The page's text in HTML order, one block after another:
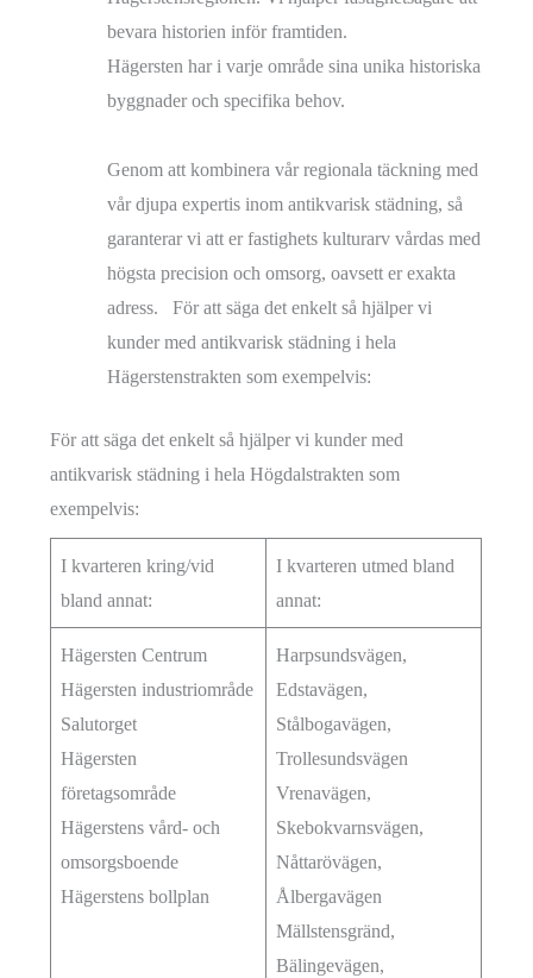
bevara historien inför framtiden.
Hägersten har i varje område sina unika historiska
byggnader och specifika behov.
Genom att kombinera vår regionala täckning med
vår djupa expertis inom antikvarisk städning, så
garanterar vi att er fastighets kulturarv vårdas med
högsta precision och omsorg, oavsett er exakta
adress. För att säga det enkelt så hjälper vi
kunder med antikvarisk städning i hela
Hägerstenstrakten som exempelvis:
För att säga det enkelt så hjälper vi kunder med
antikvarisk städning i hela Högdalstrakten som
exempelvis:
I kvarteren kring/vid
bland annat:
I kvarteren utmed bland
annat:
Hägersten Centrum
Hägersten industriområde
Salutorget
Hägersten
företagsområde
Hägerstens vård- och
omsorgsboende
Hägerstens bollplan
Harpsundsvägen,
Edstavägen,
Stålbogavägen,
Trollesundsvägen
Vrenavägen,
Skebokvarnsvägen,
Nåttarövägen,
Ålbergavägen
Mällstensgränd,
Bälingevägen,